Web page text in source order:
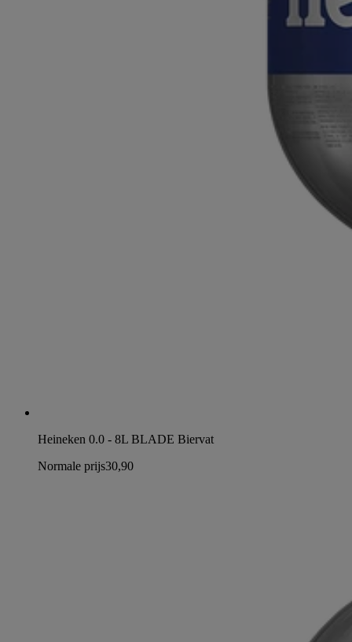
Heineken 0.0 - 8L BLADE Biervat
Normale prijs30,90